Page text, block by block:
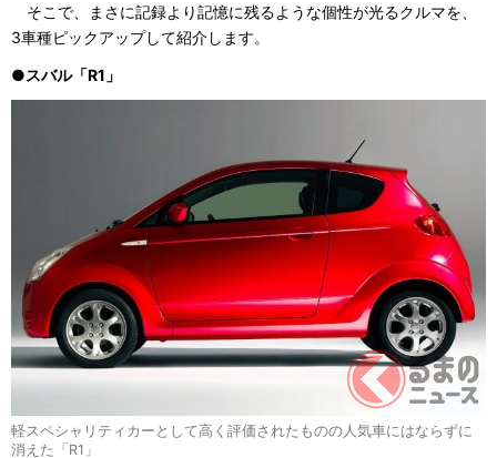
そこで、まさに記録より記憶に残るような個性が光るクルマを、
3車種ピックアップして紹介します。
●スバル「R1」
軽スペシャリティカーとして高く評価されたものの人気車にはならずに
消えた「R1」